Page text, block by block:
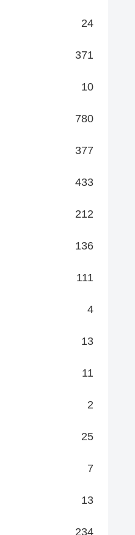
24
371
10
780
377
433
212
136
111
4
13
11
2
25
7
13
234